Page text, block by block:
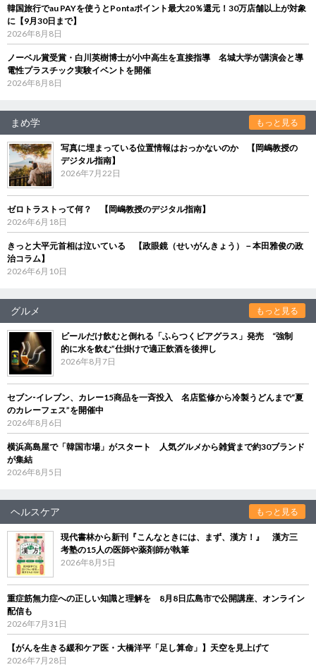
韓国旅行でau PAYを使うとPontaポイント最大20％還元！30万店舗以上が対象
に【9月30日まで】
2026年8月8日
ノーベル賞受賞・白川英樹博士が小中高生を直接指導 名城大学が講演会と導
電性プラスチック実験イベントを開催
2026年8月8日
まめ学 もっと見る
写真に埋まっている位置情報はおっかないのか 【岡嶋教授の
デジタル指南】
2026年7月22日
ゼロトラストって何？ 【岡嶋教授のデジタル指南】
2026年6月18日
きっと大平元首相は泣いている 【政眼鏡（せいがんきょう）－本田雅俊の政
治コラム】
2026年6月10日
グルメ もっと見る
ビールだけ飲むと倒れる「ふらつくビアグラス」発売 “強制
的に水を飲む”仕掛けで適正飲酒を後押し
2026年8月7日
セブン‐イレブン、カレー15商品を一斉投入 名店監修から冷製うどんまで“夏
のカレーフェス”を開催中
2026年8月6日
横浜高島屋で「韓国市場」がスタート 人気グルメから雑貨まで約30ブランド
が集結
2026年8月5日
ヘルスケア もっと見る
現代書林から新刊『こんなときには、まず、漢方！』 漢方三
考塾の15人の医師や薬剤師が執筆
2026年8月5日
重症筋無力症への正しい知識と理解を 8月8日広島市で公開講座、オンライン
配信も
2026年7月31日
【がんを生きる緩和ケア医・大橋洋平「足し算命」】天空を見上げて
2026年7月28日